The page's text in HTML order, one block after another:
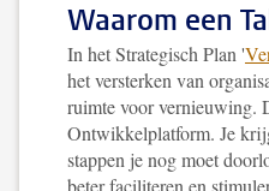
Waarom een
In het Strategisch Plan '
het versterken van
ruimte voor vernieuwing.
Ontwikkelplatform. Je
stappen je nog moet
beter faciliteren en